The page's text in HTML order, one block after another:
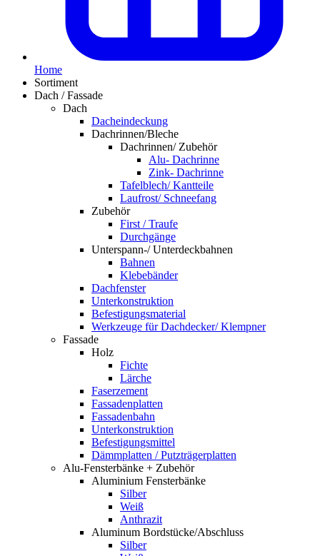
Home
Sortiment
Dach / Fassade
Dach
Dacheindeckung
Dachrinnen/Bleche
Dachrinnen/ Zubehör
Alu- Dachrinne
Zink- Dachrinne
Tafelblech/ Kantteile
Laufrost/ Schneefang
Zubehör
First / Traufe
Durchgänge
Unterspann-/ Unterdeckbahnen
Bahnen
Klebebänder
Dachfenster
Unterkonstruktion
Befestigungsmaterial
Werkzeuge für Dachdecker/ Klempner
Fassade
Holz
Fichte
Lärche
Faserzement
Fassadenplatten
Fassadenbahn
Unterkonstruktion
Befestigungsmittel
Dämmplatten / Putzträgerplatten
Alu-Fensterbänke + Zubehör
Aluminium Fensterbänke
Silber
Weiß
Anthrazit
Aluminum Bordstücke/Abschluss
Silber